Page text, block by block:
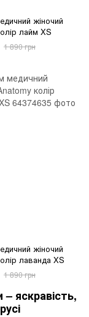
жіночий
лайм XS
1 890 грн
жіночий
лаванда XS
1 890 грн
яскравість,